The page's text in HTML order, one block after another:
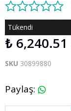
Tükendi
₺ 6,240.51
SKU 30899880
Paylaş: